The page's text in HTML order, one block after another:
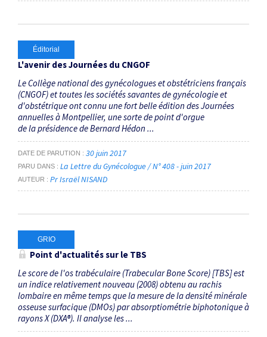
Éditorial
L'avenir des Journées du CNGOF
Le Collège national des gynécologues et obstétriciens français
(CNGOF) et toutes les sociétés savantes de gynécologie et
d'obstétrique ont connu une fort belle édition des Journées
annuelles à Montpellier, une sorte de point d'orgue
de la présidence de Bernard Hédon ...
DATE DE PARUTION 30 juin 2017
PARU DANS La Lettre du Gynécologue / N° 408 - juin 2017
AUTEUR Pr Israël NISAND
GRIO
Point d'actualités sur le TBS
Le score de l'os trabéculaire (Trabecular Bone Score) [TBS] est
un indice relativement nouveau (2008) obtenu au rachis
lombaire en même temps que la mesure de la densité minérale
osseuse surfacique (DMOs) par absorptiométrie biphotonique à
rayons X (DXA®). Il analyse les ...